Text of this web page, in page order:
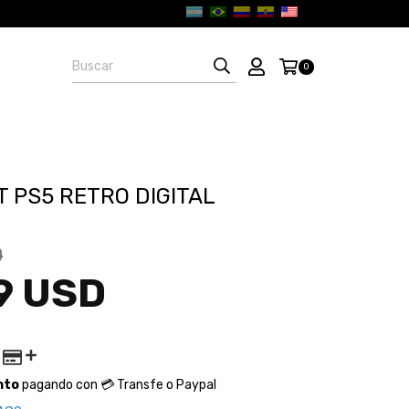
0
PS5 RETRO DIGITAL
USD
pagando con 💳 Transfe o Paypal